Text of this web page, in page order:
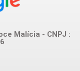
Malícia - CNPJ :